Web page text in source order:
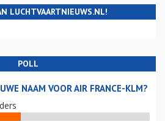
LUCHTVAARTNIEUWS.NL!
POLL
NAAM VOOR AIR FRANCE-KLM?